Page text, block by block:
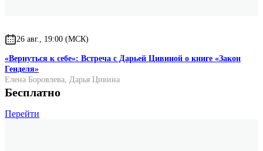
26 авг., 19:00 (МСК)
«Вернуться к себе»: Встреча с Дарьей Цивиной о книге «Закон
Генделя»
Елена Боровлева, Дарья Цивина
Бесплатно
Перейти